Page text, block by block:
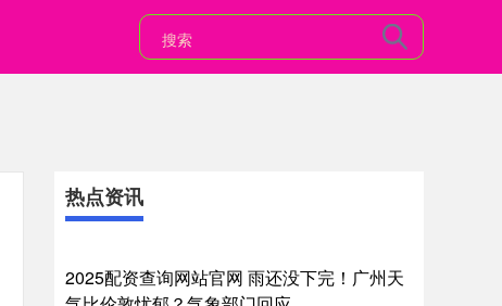
热点资讯
2025配资查询网站官网 雨还没下完！广州天